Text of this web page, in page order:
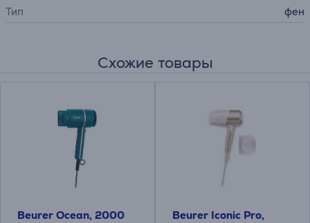
Тип фен
Схожие товары
Beurer Ocean, 2000
Beurer Iconic Pro,